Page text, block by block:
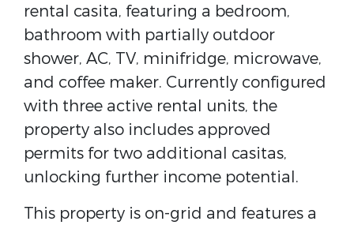
rental casita, featuring a bedroom,
bathroom with partially outdoor
shower, AC, TV, minifridge, microwave,
and coffee maker. Currently configured
with three active rental units, the
property also includes approved
permits for two additional casitas,
unlocking further income potential.
This property is on-grid and features a